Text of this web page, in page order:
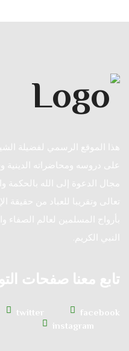
هذا الموقع الرسمي لفضيلة
على دروسه ومحاضراته الدينية
مجال الدعوة إلى الله بالحكمة
تعالى وتقريبا للعباد من حقيقة
بأرواح المسلمين لعالم الصفاء
النبي الكريم.
تابع معنا صفحات
facebook
twitter
instagram